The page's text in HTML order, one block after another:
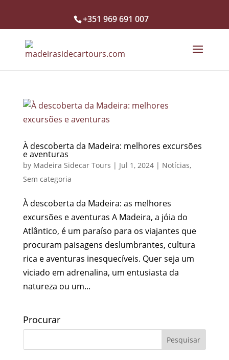
+351 969 691 007
À descoberta da Madeira: melhores excursões
e aventuras
by Madeira Sidecar Tours | Jul 1, 2024| Notícias,
Sem categoria
À descoberta da Madeira: as melhores
excursões e aventuras A Madeira, a jóia do
Atlântico, é um paraíso para os viajantes que
procuram paisagens deslumbrantes, cultura
rica e aventuras inesquecíveis. Quer seja um
viciado em adrenalina, um entusiasta da
natureza ou um...
Procurar